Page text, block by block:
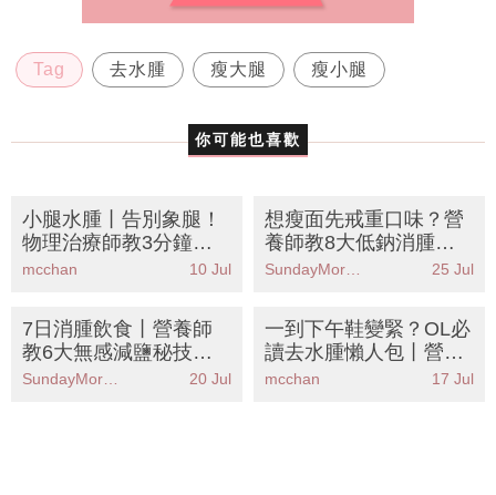
Tag 去水腫 瘦大腿 瘦小腿
你可能也喜歡
小腿水腫丨告別象腿！
物理治療師教3分鐘睡
前消腫運動 附5款去水
mcchan 10 Jul
想瘦面先戒重口味？營
養師教8大低鈉消腫食
物丨KO包包面附瘦面按
25 Jul
7日消腫飲食丨營養師
教6大無感減鹽秘技！
附8款去水腫食物清單
SundayMore編輯部 20 Jul
一到下午鞋變緊？OL必
讀去水腫懶人包丨營養
師拆解6大消腫食物＋
mcchan 17 Jul